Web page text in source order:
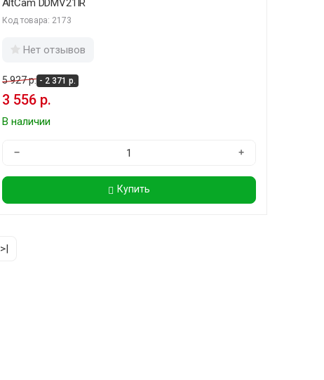
AltCam DDMV21IR
Код товара: 2173
Нет отзывов
5 927 р. - 2 371 р.
3 556 р.
В наличии
− +
Купить
>|